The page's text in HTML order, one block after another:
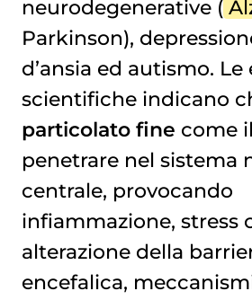
neurodegenerative (
Parkinson),
d’ansia ed autismo. Le
scientifiche indicano
particolato fine come il
penetrare nel sistema
centrale, provocando
infiammazione, stress
alterazione della
encefalica,